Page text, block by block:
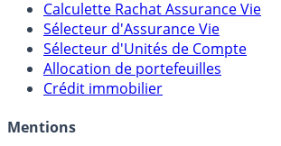
Calculette Impôts
Calculette Rachat Assurance Vie
Sélecteur d'Assurance Vie
Sélecteur d'Unités de Compte
Allocation de portefeuilles